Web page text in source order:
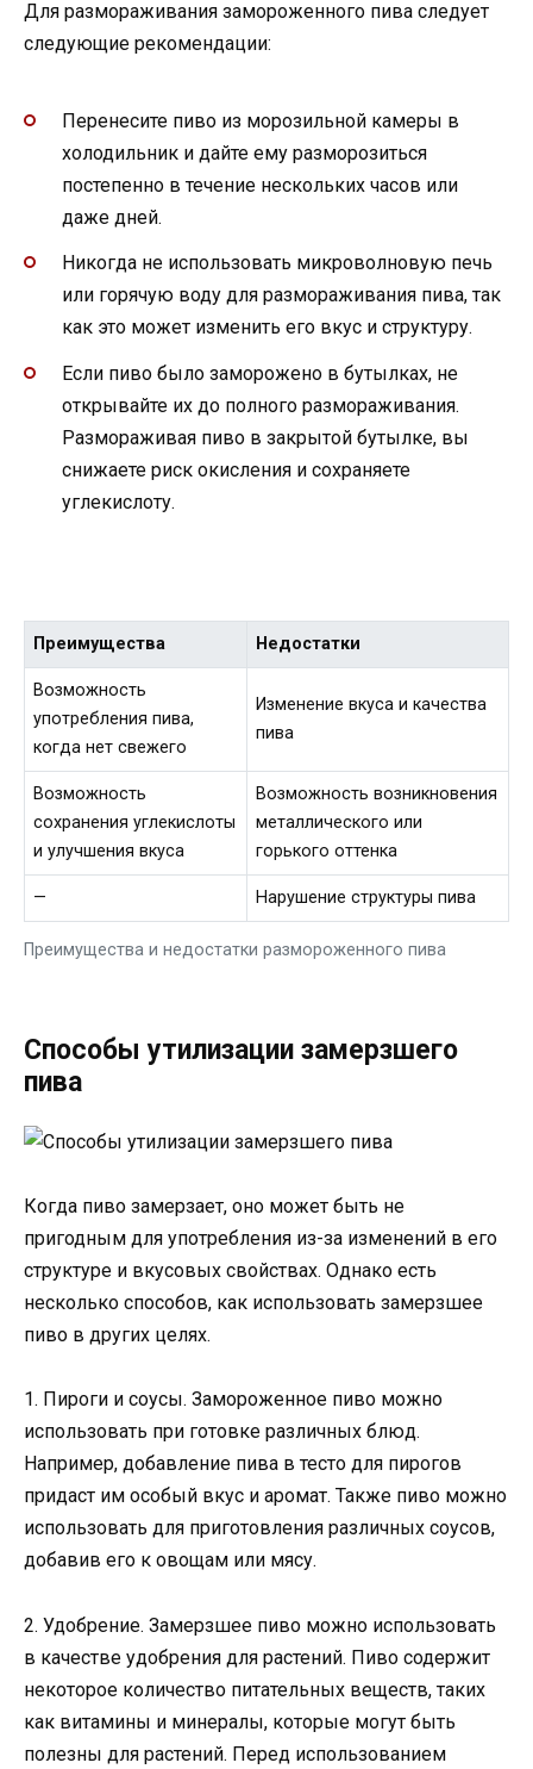
Для размораживания замороженного пива следует
следующие рекомендации:
Перенесите пиво из морозильной камеры в
холодильник и дайте ему разморозиться
постепенно в течение нескольких часов или
даже дней.
Никогда не использовать микроволновую печь
или горячую воду для размораживания пива, так
как это может изменить его вкус и структуру.
Если пиво было заморожено в бутылках, не
открывайте их до полного размораживания.
Размораживая пиво в закрытой бутылке, вы
снижаете риск окисления и сохраняете
углекислоту.
Преимущества и недостатки размороженного пива
Преимущества Недостатки
Возможность
употребления пива,
когда нет свежего
Изменение вкуса и качества
пива
Возможность
сохранения углекислоты
и улучшения вкуса
Возможность возникновения
металлического или
горького оттенка
— Нарушение структуры пива
Способы утилизации замерзшего
пива
Когда пиво замерзает, оно может быть не
пригодным для употребления из-за изменений в его
структуре и вкусовых свойствах. Однако есть
несколько способов, как использовать замерзшее
пиво в других целях.
1. Пироги и соусы. Замороженное пиво можно
использовать при готовке различных блюд.
Например, добавление пива в тесто для пирогов
придаст им особый вкус и аромат. Также пиво можно
использовать для приготовления различных соусов,
добавив его к овощам или мясу.
2. Удобрение. Замерзшее пиво можно использовать
в качестве удобрения для растений. Пиво содержит
некоторое количество питательных веществ, таких
как витамины и минералы, которые могут быть
полезны для растений. Перед использованием